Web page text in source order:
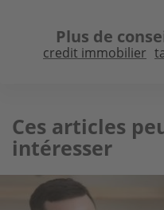
Plus de
credit immobilier
Ces articles
intéresser